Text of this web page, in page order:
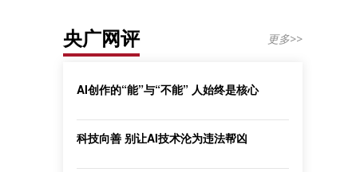
央广网评 更多>>
AI创作的“能”与“不能” 人始终是核心
科技向善 别让AI技术沦为违法帮凶